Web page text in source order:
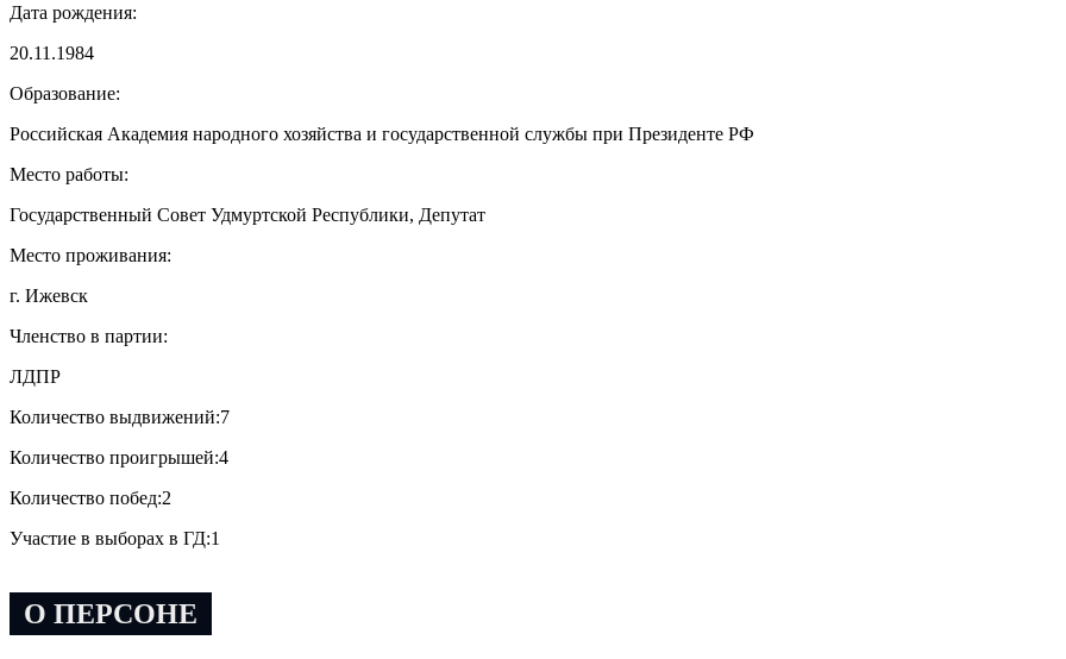
Дата рождения:
20.11.1984
Образование:
Российская Академия народного хозяйства и государственной службы при Президенте РФ
Место работы:
Государственный Совет Удмуртской Республики, Депутат
Место проживания:
г. Ижевск
Членство в партии:
ЛДПР
Количество выдвижений:7
Количество проигрышей:4
Количество побед:2
Участие в выборах в ГД:1
О ПЕРСОНЕ